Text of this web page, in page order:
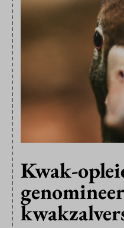
Kwak-